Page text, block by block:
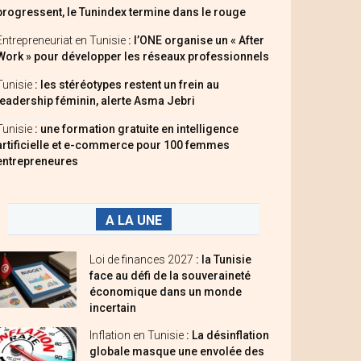
le Tunindex termine dans le rouge
en Tunisie : l’ONE organise un « After
» pour développer les réseaux professionnels
: les stéréotypes restent un frein au
féminin, alerte Asma Jebri
: une formation gratuite en intelligence
et e-commerce pour 100 femmes
A LA UNE
Loi de finances 2027 : la Tunisie
face au défi de la souveraineté
économique dans un monde
incertain
Inflation en Tunisie : La désinflation
globale masque une envolée des